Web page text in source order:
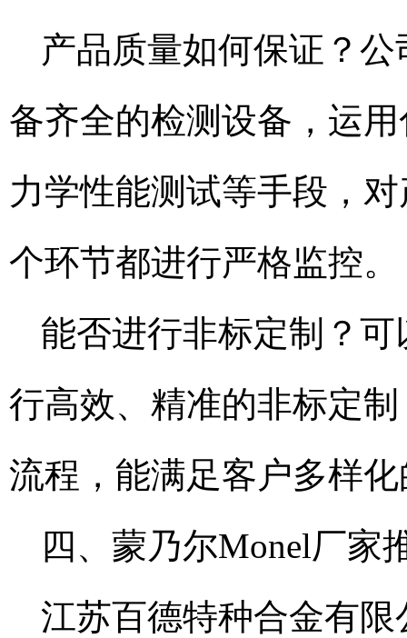
产品质量如何保证？
备齐全的检测设备，运
力学性能测试等手段，
个环节都进行严格监控。
能否进行非标定制？
行高效、精准的非标定
流程，能满足客户多样
四、蒙乃尔Monel厂家
江苏百德特种合金有